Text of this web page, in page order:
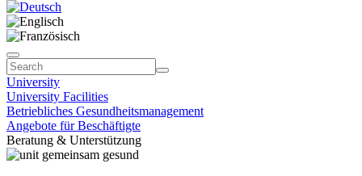
University
University Facilities
Betriebliches Gesundheitsmanagement
Angebote für Beschäftigte
Beratung & Unterstützung